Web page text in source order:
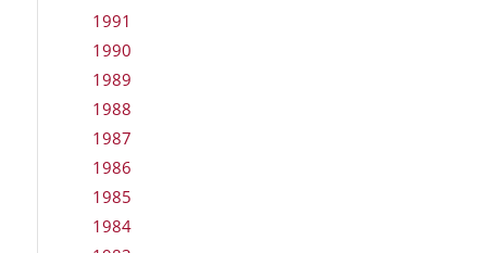
1991
1990
1989
1988
1987
1986
1985
1984